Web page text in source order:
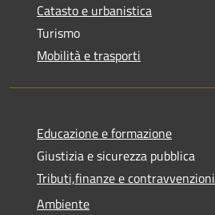
Catasto e urbanistica
Turismo
Mobilità e trasporti
Educazione e formazione
Giustizia e sicurezza pubblica
Tributi,finanze e contravvenzioni
Ambiente